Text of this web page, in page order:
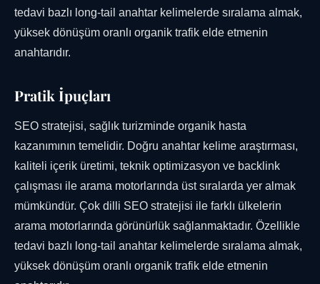
tedavi bazlı long-tail anahtar kelimelerde sıralama almak,
yüksek dönüşüm oranlı organik trafik elde etmenin
anahtarıdır.
Pratik İpuçları
SEO stratejisi, sağlık turizminde organik hasta
kazanımının temelidir. Doğru anahtar kelime araştırması,
kaliteli içerik üretimi, teknik optimizasyon ve backlink
çalışması ile arama motorlarında üst sıralarda yer almak
mümkündür. Çok dilli SEO stratejisi ile farklı ülkelerin
arama motorlarında görünürlük sağlanmaktadır. Özellikle
tedavi bazlı long-tail anahtar kelimelerde sıralama almak,
yüksek dönüşüm oranlı organik trafik elde etmenin